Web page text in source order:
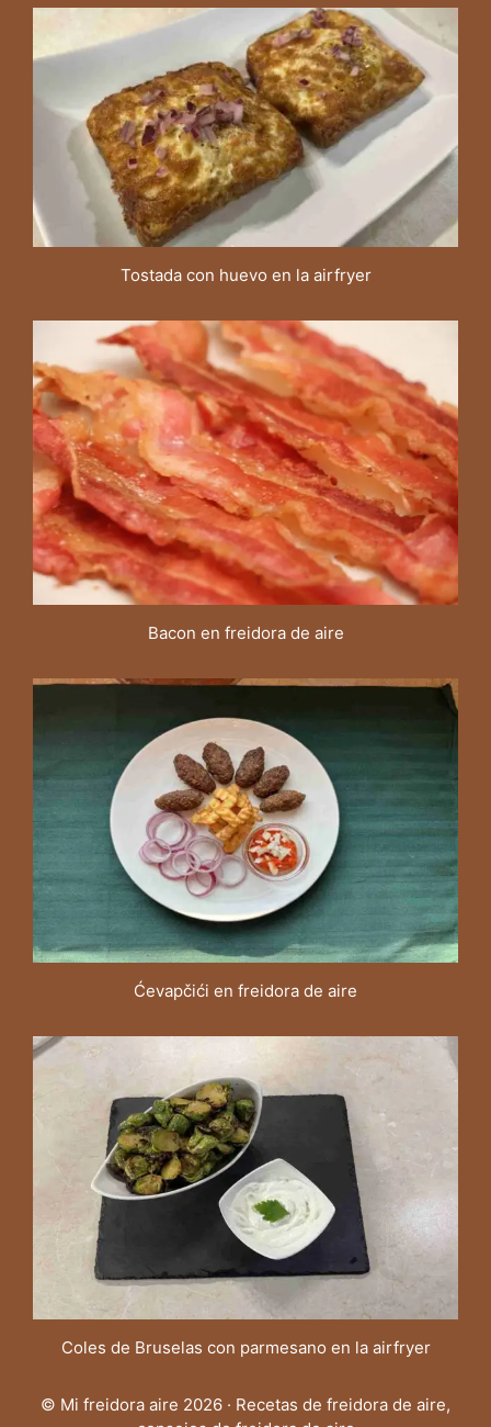
Tostada con huevo en la airfryer
Bacon en freidora de aire
Ćevapčići en freidora de aire
Coles de Bruselas con parmesano en la airfryer
© Mi freidora aire 2026 · Recetas de freidora de aire,